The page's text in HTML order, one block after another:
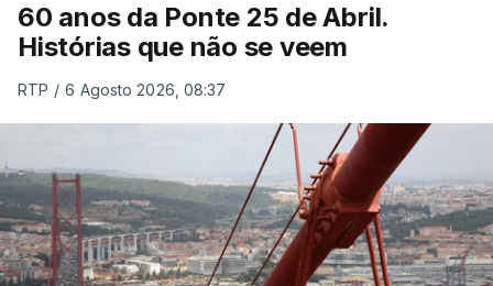
60 anos da Ponte 25 de Abril.
Histórias que não se veem
RTP / 6 Agosto 2026, 08:37